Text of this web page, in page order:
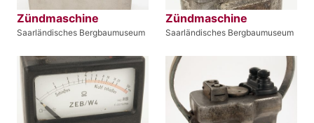
Zündmaschine
Saarländisches Bergbaumuseum
Zündmaschine
Saarländisches Bergbaumuseum